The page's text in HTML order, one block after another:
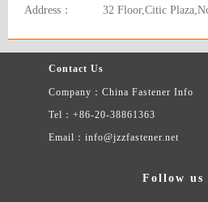
Address：
32 Floor,Citic
Contact Us
Company：China Fastener Info
Tel：+86-20-38861363
Email：info@jzzfastener.net
Follow us